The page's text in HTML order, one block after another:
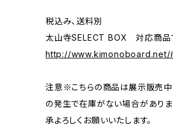
税込み、送料別
太山寺SELECT BOX 対応商品
http://www.kimonoboard.net/
注意※こちらの商品は展示販売中
の発生で在庫がない場合がありま
承よろしくお願いいたします。